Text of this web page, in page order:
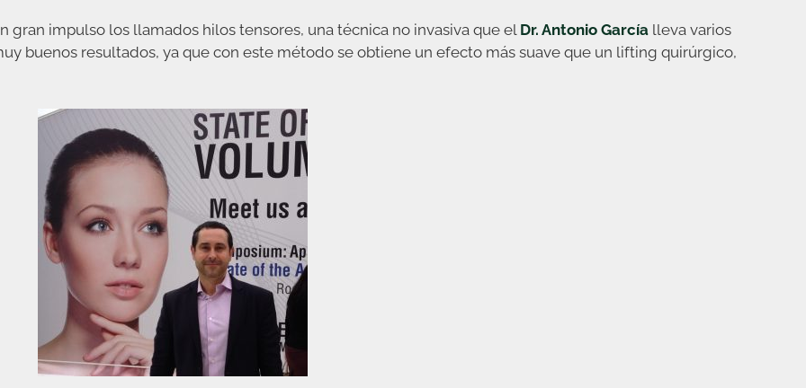
impulso los llamados hilos tensores, una técnica no invasiva que el Dr. Antonio García lleva varios
buenos resultados, ya que con este método se obtiene un efecto más suave que un lifting quirúrgico,